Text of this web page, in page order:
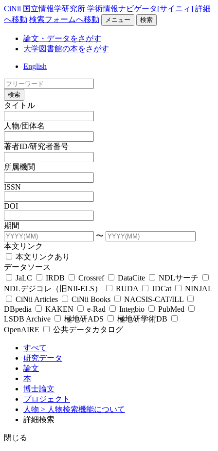
CiNii 国立情報学研究所 学術情報ナビゲータ[サイニィ] 詳細
へ移動 検索フォームへ移動 メニュー 検索
論文・データをさがす
大学図書館の本をさがす
English
検索
タイトル
人物/団体名
著者ID/研究者番号
所属機関
ISSN
DOI
期間
〜
本文リンク
本文リンクあり
データソース
JaLC
IRDB Crossref DataCite
NDLサーチ
NDLデジコレ（旧NII-ELS）
RUDA JDCat
NINJAL
CiNii Articles
CiNii Books
NACSIS-CAT/ILL
DBpedia
KAKEN e-Rad Integbio
PubMed
LSDB Archive
極地研ADS
極地研学術DB
OpenAIRE
公共データカタログ
すべて
研究データ
論文
本
博士論文
プロジェクト
人物 > 人物検索機能について
詳細検索
閉じる